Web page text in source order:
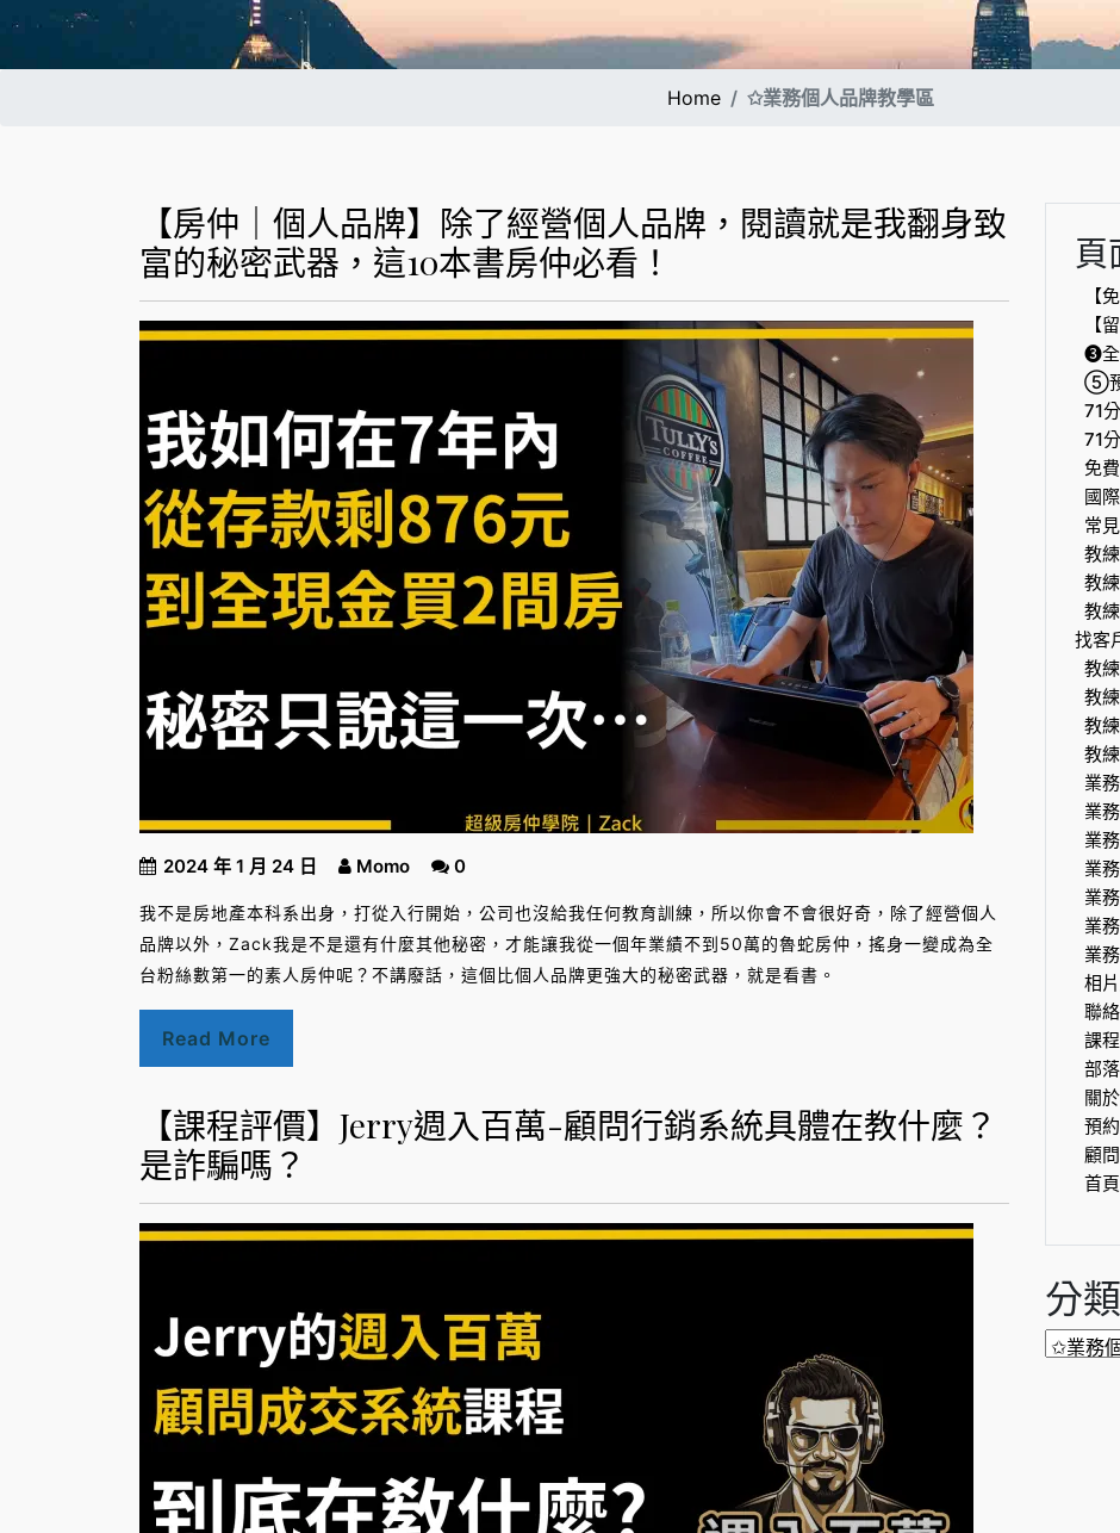
Home ✩業務個人品牌教學區
【房仲｜個人品牌】除了經營個人品牌，閱讀就是我翻身致
富的秘密武器，這10本書房仲必看！
2024 年 1 月 24 日 Momo 0
我不是房地產本科系出身，打從入行開始，公司也沒給我任何教育訓練，所以你會不會很好奇，除了經營個人
品牌以外，Zack我是不是還有什麼其他秘密，才能讓我從一個年業績不到50萬的魯蛇房仲，搖身一變成為全
台粉絲數第一的素人房仲呢？不講廢話，這個比個人品牌更強大的秘密武器，就是看書。
Read More
【課程評價】Jerry週入百萬-顧問行銷系統具體在教什麼？
是詐騙嗎？
頁
【
【
❸全
⑤
71
71
免
國
常
教
教
教
找客
教
教
教
教
業
業
業
業
業
業
業
相
聯
課
部
關
預
顧
首頁
分類
分